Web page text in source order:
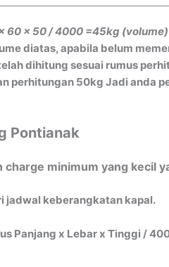
60 x 50 / 4000 =45kg (volume)
diatas, apabila belum
dihitung sesuai rumus
perhitungan 50kg Jadi anda
Pontianak
charge minimum yang kecil
jadwal keberangkatan kapal.
Panjang x Lebar x Tinggi /